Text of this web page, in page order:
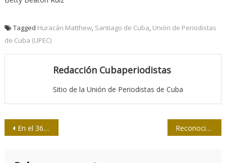
Tagged Huracán Matthew, Santiago de Cuba, Unión de Periodistas
de Cuba (UPEC)
Redacción Cubaperiodistas
Sitio de la Unión de Periodistas de Cuba
Navegación
En el 36 cumpleaños de Tribuna de La Habana Reconocimiento del Partido a los colectivos de la prensa en la provincia de Granma